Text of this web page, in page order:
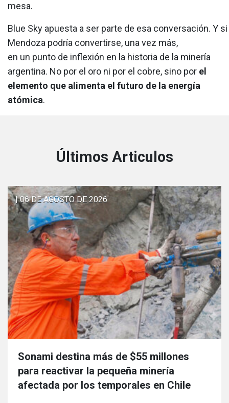
mesa.
Blue Sky apuesta a ser parte de esa conversación. Y
Mendoza podría convertirse, una vez más,
en un punto de inflexión en la historia de la minería
argentina. No por el oro ni por el cobre, sino por el
elemento que alimenta el futuro de la energía
atómica.
Últimos Articulos
| 06 DE AGOSTO DE 2026
Sonami destina más de $55 millones
para reactivar la pequeña minería
afectada por los temporales en Chile